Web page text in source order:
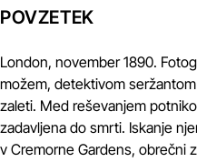
POVZETEK
London, november 1890.
možem, detektivom
zaleti. Med reševanjem
zadavljena do smrti. Iskanje
v Cremorne Gardens, obrečni